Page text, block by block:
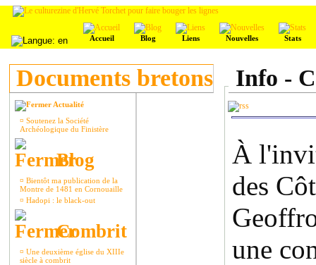
Accueil Blog Liens Nouvelles Stats
Documents bretons
Actualité
¤ Soutenez la Société
Archéologique du Finistère
Blog
¤ Bientôt ma publication de la
Montre de 1481 en Cornouaille
¤ Hadopi : le black-out
Combrit
¤ Une deuxième église du XIIIe
siècle à combrit
Info -
À
des
une